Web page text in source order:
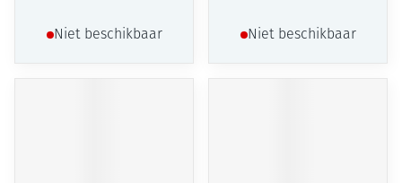
Niet beschikbaar Niet beschikbaar